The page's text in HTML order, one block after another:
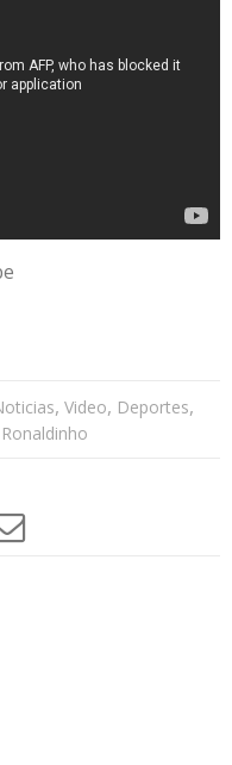
, Video, Deportes,
Ronaldinho